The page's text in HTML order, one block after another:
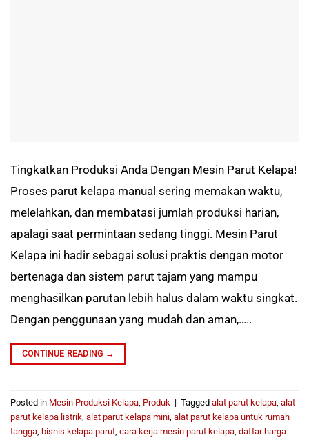
Tingkatkan Produksi Anda Dengan Mesin Parut Kelapa!
Proses parut kelapa manual sering memakan waktu,
melelahkan, dan membatasi jumlah produksi harian,
apalagi saat permintaan sedang tinggi. Mesin Parut
Kelapa ini hadir sebagai solusi praktis dengan motor
bertenaga dan sistem parut tajam yang mampu
menghasilkan parutan lebih halus dalam waktu singkat.
Dengan penggunaan yang mudah dan aman,…..
CONTINUE READING →
Posted in Mesin Produksi Kelapa, Produk | Tagged alat parut kelapa, alat
parut kelapa listrik, alat parut kelapa mini, alat parut kelapa untuk rumah
tangga, bisnis kelapa parut, cara kerja mesin parut kelapa, daftar harga